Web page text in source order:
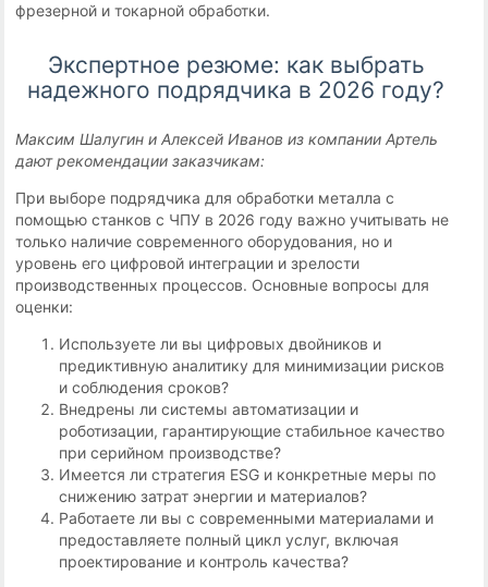
фрезерной и токарной обработки.
Экспертное резюме: как выбрать
надежного подрядчика в 2026 году?
Максим Шалугин и Алексей Иванов из компании Артель
дают рекомендации заказчикам:
При выборе подрядчика для обработки металла с
помощью станков с ЧПУ в 2026 году важно учитывать не
только наличие современного оборудования, но и
уровень его цифровой интеграции и зрелости
производственных процессов. Основные вопросы для
оценки:
Используете ли вы цифровых двойников и
предиктивную аналитику для минимизации рисков
и соблюдения сроков?
Внедрены ли системы автоматизации и
роботизации, гарантирующие стабильное качество
при серийном производстве?
Имеется ли стратегия ESG и конкретные меры по
снижению затрат энергии и материалов?
Работаете ли вы с современными материалами и
предоставляете полный цикл услуг, включая
проектирование и контроль качества?